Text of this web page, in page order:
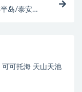
岛/泰安大
可托海 天山天池